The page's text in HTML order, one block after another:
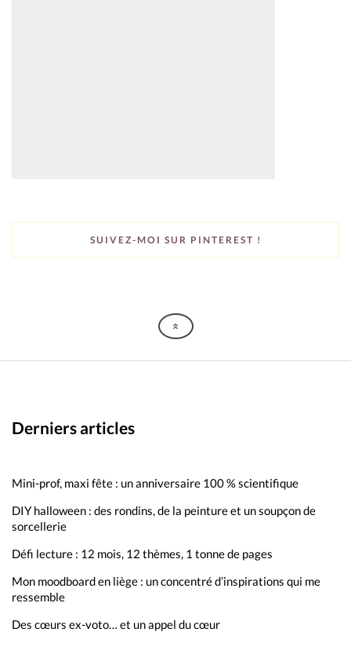
SUIVEZ-MOI SUR PINTEREST !
Derniers articles
Mini-prof, maxi fête : un anniversaire 100 % scientifique
DIY halloween : des rondins, de la peinture et un soupçon de
sorcellerie
Défi lecture : 12 mois, 12 thèmes, 1 tonne de pages
Mon moodboard en liège : un concentré d’inspirations qui me
ressemble
Des cœurs ex-voto… et un appel du cœur